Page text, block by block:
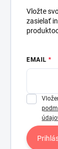
Vložte
zasielať
EMAIL